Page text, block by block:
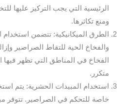
الرئيسية التي يجب التركيز عليها
ومنع تكاثرها.
الطرق الميكانيكية: تتضمن استخدام
والفخاخ الحية للتقاط الصراصير
الفخاخ في المناطق التي تظهر
متكرر.
استخدام المبيدات الحشرية: يتم
خاصة للتحكم في الصراصير. تتوفر